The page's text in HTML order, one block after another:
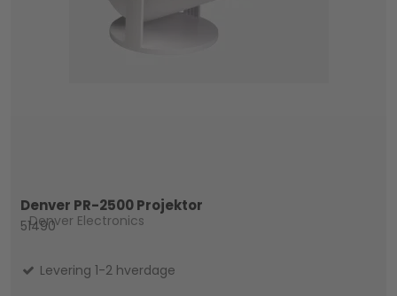
Denver PR-2500 Projektor
Denver Electronics
51490
Levering 1-2 hverdage